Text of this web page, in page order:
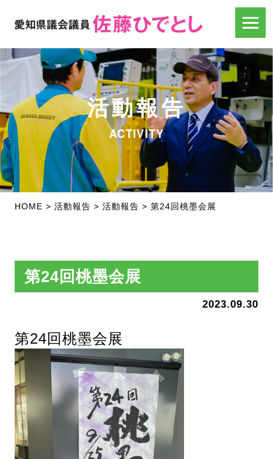
活動報告
ACTIVITY
HOME > 活動報告 > 活動報告 > 第24回桃墨会展
第24回桃墨会展
2023.09.30
第24回桃墨会展